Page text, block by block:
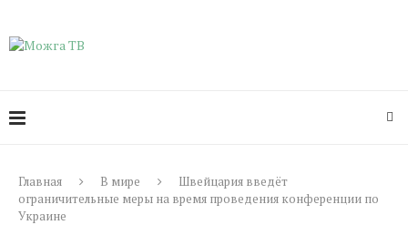
Главная В мире
Швейцария введёт
ограничительные меры на время проведения конференции по
Украине